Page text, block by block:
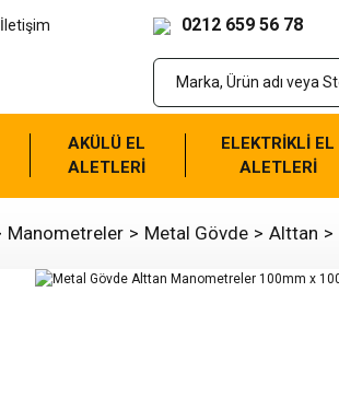
İletişim 0212 659 56 78
AKÜLÜ EL
ALETLERİ
ELEKTRİKLİ EL
ALETLERİ
Manometreler Metal Gövde Alttan